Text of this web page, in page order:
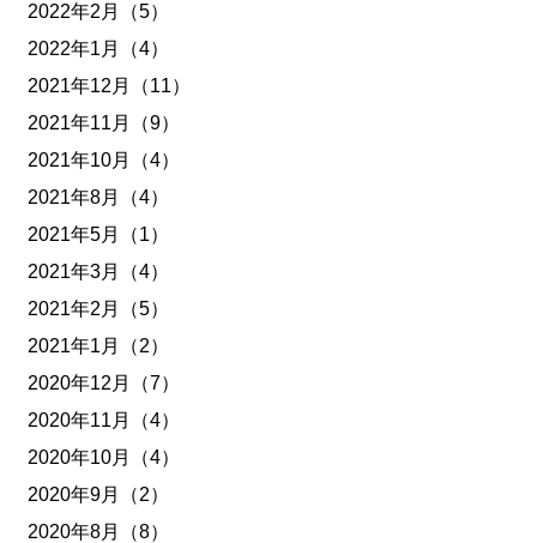
2022年2月（5）
2022年1月（4）
2021年12月（11）
2021年11月（9）
2021年10月（4）
2021年8月（4）
2021年5月（1）
2021年3月（4）
2021年2月（5）
2021年1月（2）
2020年12月（7）
2020年11月（4）
2020年10月（4）
2020年9月（2）
2020年8月（8）